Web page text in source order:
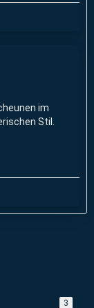
im
Stil.
3